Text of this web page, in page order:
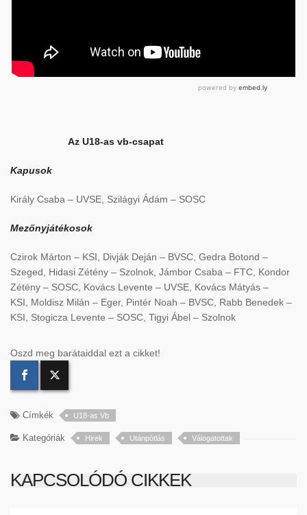
Az U18-as vb-csapat
Kapusok
Király Csaba – UVSE, Szilágyi Ádám – SOSC
Mezőnyjátékosok
Czirok Márton – KSI, Divják Deján – BVSC, Gedra Botond –
Szeged, Hidasi Zétény – Szolnok, Jámbor Csaba – FTC, Kondor
Zétény – SOSC, Kovács Levente – UVSE, Kovács Mátyás –
KSI, Moldisz Milán – Eger, Pintér Noah – BVSC, Rabb Benedek –
KSI, Stogicza Levente – SOSC, Tigyi Ábel – Szolnok
Oszd meg barátaiddal ezt a cikket!
Címkék U18-as Vb
Kategóriák Hirek Utánpótlás Válogatottak
KAPCSOLÓDÓ CIKKEK